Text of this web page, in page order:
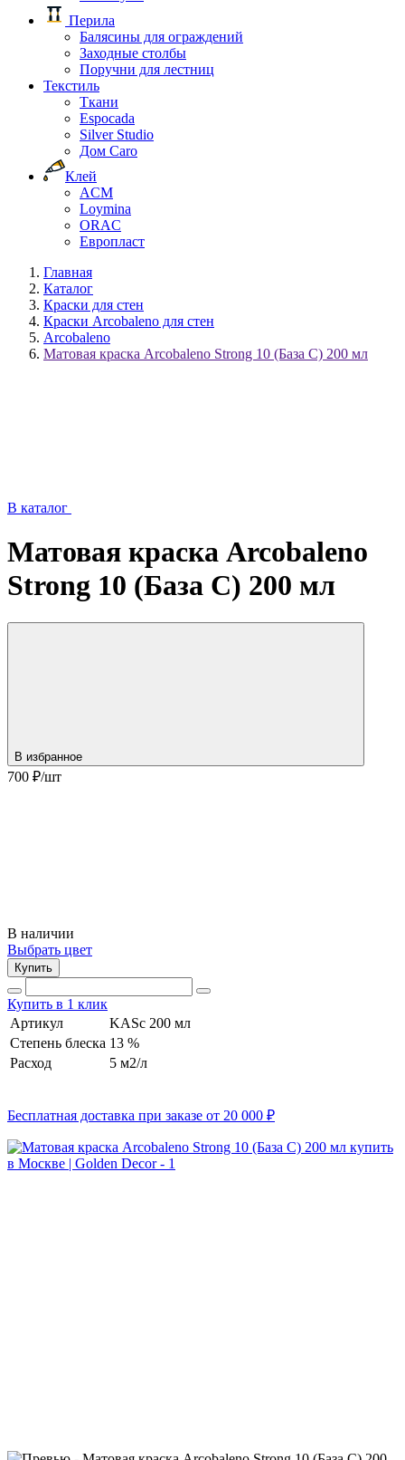
Перила
Балясины для ограждений
Заходные столбы
Поручни для лестниц
Текстиль
Ткани
Espocada
Silver Studio
Дом Caro
Клей
ACM
Loymina
ORAC
Европласт
Главная
Каталог
Краски для стен
Краски Arcobaleno для стен
Arcobaleno
Матовая краска Arcobaleno Strong 10 (База C) 200 мл
В каталог
Матовая краска Arcobaleno
Strong 10 (База C) 200 мл
В избранное
700 ₽/шт
В наличии
Выбрать цвет
Купить
Купить в 1 клик
Артикул
KASc 200 мл
Степень блеска 13 %
Расход
5 м2/л
Бесплатная доставка при заказе от 20 000 ₽